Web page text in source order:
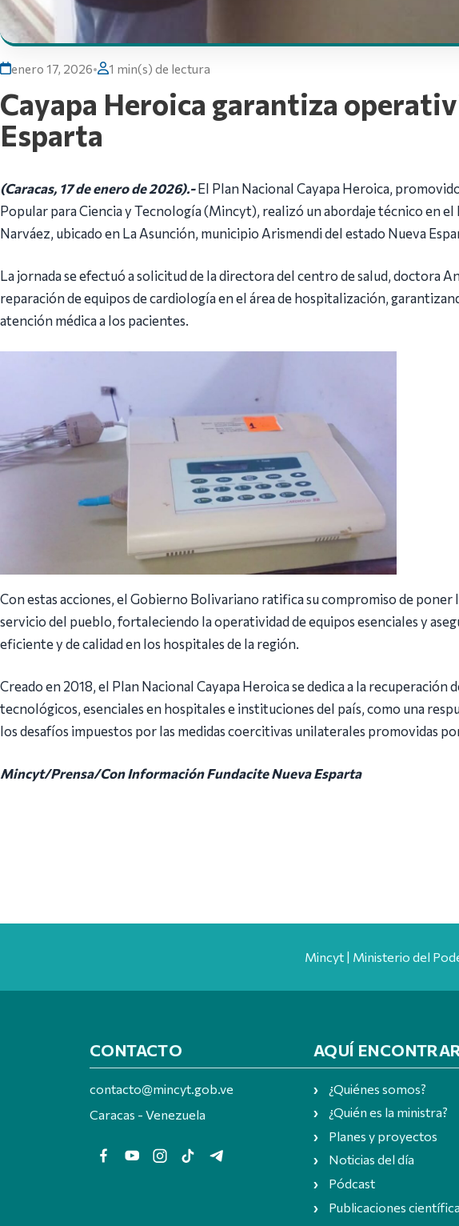
enero 17, 2026• 1 min(s) de lectura
Cayapa Heroica garantiza
Esparta
(Caracas, 17 de enero de 2026).-El Plan Nacional Cayapa Heroica,
Popular para Ciencia y Tecnología (Mincyt), realizó un abordaje técnico en
Narváez, ubicado en La Asunción, municipio Arismendi del estado Nueva
La jornada se efectuó a solicitud de la directora del centro de salud, doctora
reparación de equipos de cardiología en el área de hospitalización,
atención médica a los pacientes.
Con estas acciones, el Gobierno Bolivariano ratifica su compromiso de poner
servicio del pueblo, fortaleciendo la operatividad de equipos esenciales y
eficiente y de calidad en los hospitales de la región.
Creado en 2018, el Plan Nacional Cayapa Heroica se dedica a la recuperación
tecnológicos, esenciales en hospitales e instituciones del país, como una
los desafíos impuestos por las medidas coercitivas unilaterales promovidas
Mincyt/Prensa/Con Información Fundacite Nueva Esparta
Mincyt | Ministerio del
CONTACTO
contacto@mincyt.gob.ve
Caracas - Venezuela
AQUÍ
¿Quiénes somos?
¿Quién es la ministra?
Planes y proyectos
Noticias del día
Pódcast
Publicaciones